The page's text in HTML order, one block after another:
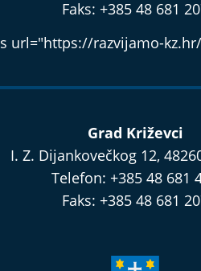
Faks: +385 48 681
url="https://razvijamo-
Grad Križevci
I. Z. Dijankovečkog 12,
Telefon: +385 48 681
Faks: +385 48 681